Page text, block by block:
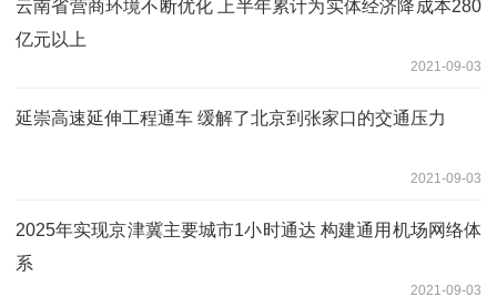
云南省营商环境不断优化 上半年累计为实体经济降成本280
亿元以上
2021-09-03
延崇高速延伸工程通车 缓解了北京到张家口的交通压力
2021-09-03
2025年实现京津冀主要城市1小时通达 构建通用机场网络体
系
2021-09-03